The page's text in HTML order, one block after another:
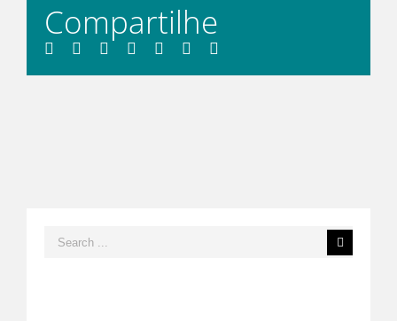
Compartilhe
Facebook
TwitterLinkedInWhatsapp
TumblrPinterest
Search
for: